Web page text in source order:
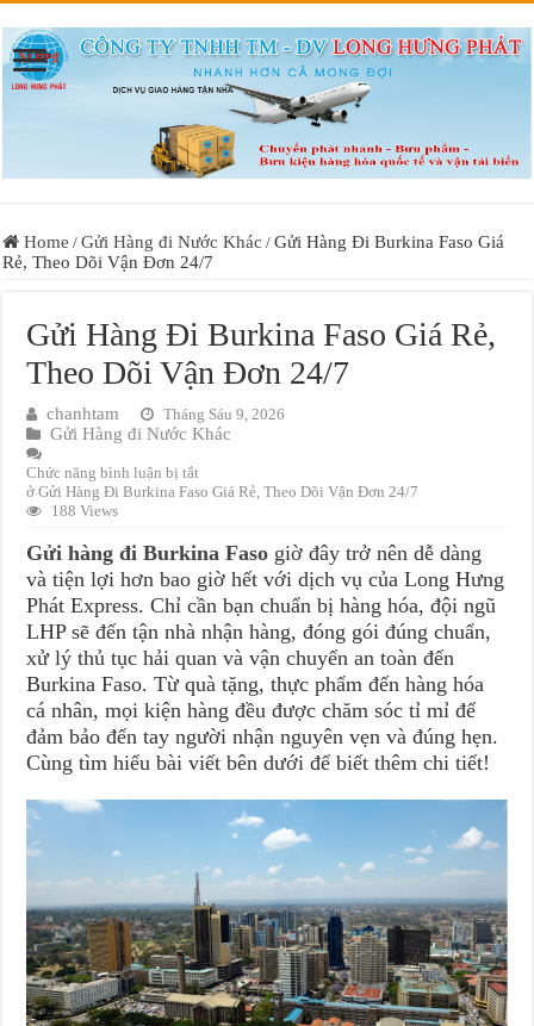
Home / Gửi Hàng đi Nước Khác / Gửi Hàng Đi Burkina Faso Giá
Rẻ, Theo Dõi Vận Đơn 24/7
Gửi Hàng Đi Burkina Faso Giá Rẻ,
Theo Dõi Vận Đơn 24/7
chanhtam Tháng Sáu 9, 2026
Gửi Hàng đi Nước Khác
Chức năng bình luận bị tắt
ở Gửi Hàng Đi Burkina Faso Giá Rẻ, Theo Dõi Vận Đơn 24/7
188 Views
Gửi hàng đi Burkina Faso giờ đây trở nên dễ dàng
và tiện lợi hơn bao giờ hết với dịch vụ của Long Hưng
Phát Express. Chỉ cần bạn chuẩn bị hàng hóa, đội ngũ
LHP sẽ đến tận nhà nhận hàng, đóng gói đúng chuẩn,
xử lý thủ tục hải quan và vận chuyển an toàn đến
Burkina Faso. Từ quà tặng, thực phẩm đến hàng hóa
cá nhân, mọi kiện hàng đều được chăm sóc tỉ mỉ để
đảm bảo đến tay người nhận nguyên vẹn và đúng hẹn.
Cùng tìm hiểu bài viết bên dưới để biết thêm chi tiết!